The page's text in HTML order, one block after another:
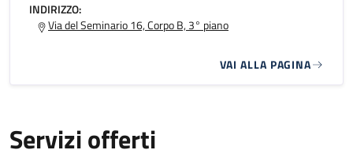
INDIRIZZO:
Via del Seminario 16, Corpo B, 3° piano
VAI ALLA PAGINA
Servizi offerti